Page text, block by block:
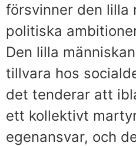
försvinner den lilla
politiska
Den lilla
tillvara hos
det tenderar att
ett kollektivt
egenansvar, och